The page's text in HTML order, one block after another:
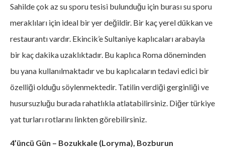
Sahilde çok az su sporu tesisi bulunduğu için burası su sporu
meraklıları için ideal bir yer değildir. Bir kaç yerel dükkan ve
restaurantı vardır. Ekincik’e Sultaniye kaplıcaları arabayla
bir kaç dakika uzaklıktadır. Bu kaplıca Roma döneminden
bu yana kullanılmaktadır ve bu kaplıcaların tedavi edici bir
özelliği olduğu söylenmektedir. Tatilin verdiği gerginliği ve
husursuzluğu burada rahatlıkla atlatabilirsiniz. Diğer türkiye
yat turları rotlarını linkten görebilirsiniz.
4’üncü Gün – Bozukkale (Loryma), Bozburun